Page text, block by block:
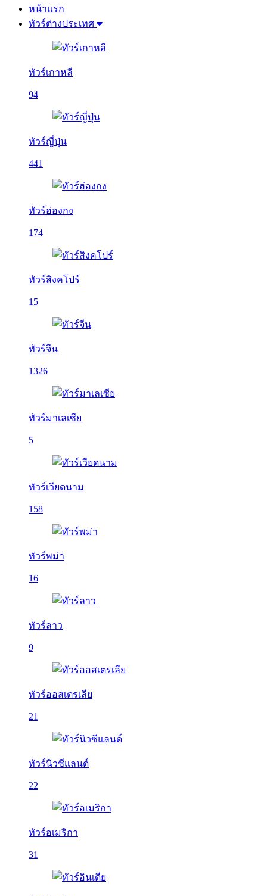
หน้าแรก
ทัวร์ต่างประเทศ
ทัวร์เกาหลี
94
ทัวร์ญี่ปุ่น
441
ทัวร์ฮ่องกง
174
ทัวร์สิงคโปร์
15
ทัวร์จีน
1326
ทัวร์มาเลเซีย
5
ทัวร์เวียดนาม
158
ทัวร์พม่า
16
ทัวร์ลาว
9
ทัวร์ออสเตรเลีย
21
ทัวร์นิวซีแลนด์
22
ทัวร์อเมริกา
31